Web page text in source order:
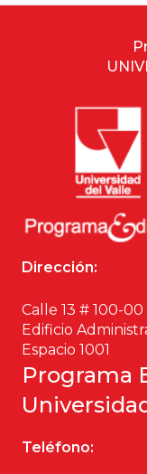
Dirección:
Calle 13 # 100-
Edificio
Espacio 1001
Programa
Teléfono: